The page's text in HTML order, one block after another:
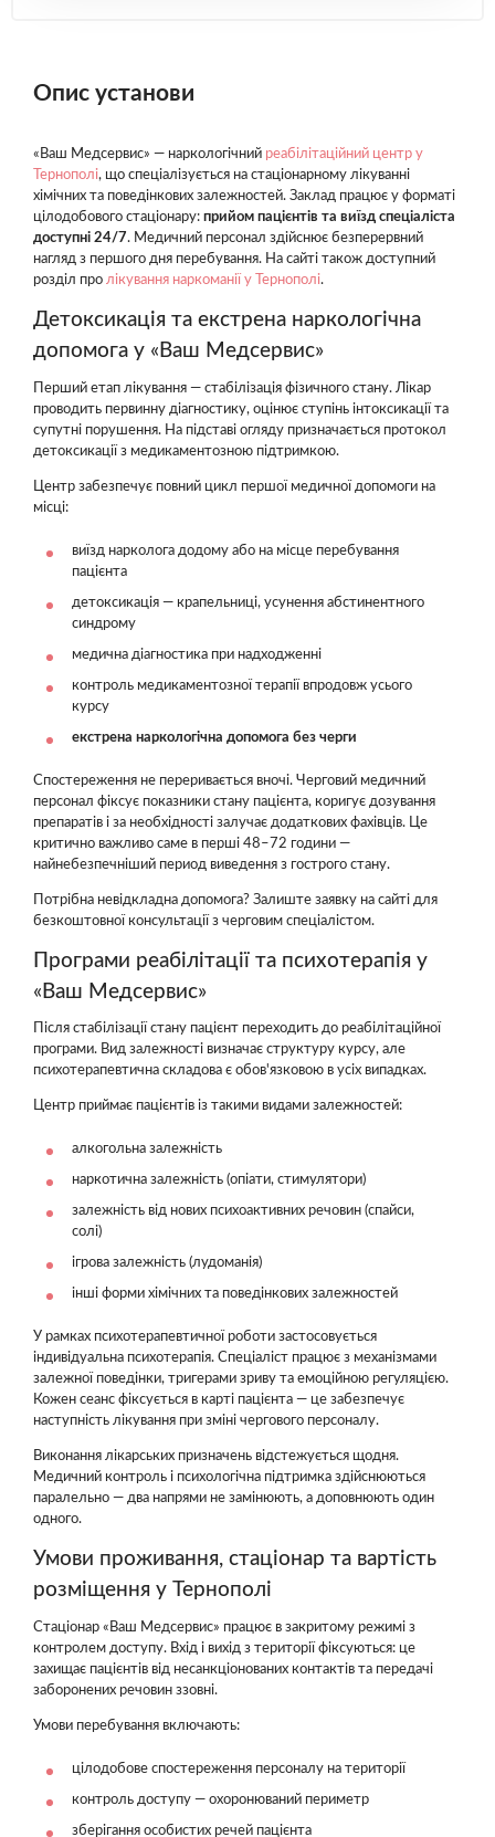
Опис установи
«Ваш Медсервис» — наркологічний реабілітаційний центр у
Тернополі, що спеціалізується на стаціонарному лікуванні
хімічних та поведінкових залежностей. Заклад працює у форматі
цілодобового стаціонару: прийом пацієнтів та виїзд спеціаліста
доступні 24/7. Медичний персонал здійснює безперервний
нагляд з першого дня перебування. На сайті також доступний
розділ про лікування наркоманії у Тернополі.
Детоксикація та екстрена наркологічна
допомога у «Ваш Медсервис»
Перший етап лікування — стабілізація фізичного стану. Лікар
проводить первинну діагностику, оцінює ступінь інтоксикації та
супутні порушення. На підставі огляду призначається протокол
детоксикації з медикаментозною підтримкою.
Центр забезпечує повний цикл першої медичної допомоги на
місці:
виїзд нарколога додому або на місце перебування
пацієнта
детоксикація — крапельниці, усунення абстинентного
синдрому
медична діагностика при надходженні
контроль медикаментозної терапії впродовж усього
курсу
екстрена наркологічна допомога без черги
Спостереження не переривається вночі. Черговий медичний
персонал фіксує показники стану пацієнта, коригує дозування
препаратів і за необхідності залучає додаткових фахівців. Це
критично важливо саме в перші 48–72 години —
найнебезпечніший период виведення з гострого стану.
Потрібна невідкладна допомога? Залиште заявку на сайті для
безкоштовної консультації з черговим спеціалістом.
Програми реабілітації та психотерапія у
«Ваш Медсервис»
Після стабілізації стану пацієнт переходить до реабілітаційної
програми. Вид залежності визначає структуру курсу, але
психотерапевтична складова є обов'язковою в усіх випадках.
Центр приймає пацієнтів із такими видами залежностей:
алкогольна залежність
наркотична залежність (опіати, стимулятори)
залежність від нових психоактивних речовин (спайси,
солі)
ігрова залежність (лудоманія)
інші форми хімічних та поведінкових залежностей
У рамках психотерапевтичної роботи застосовується
індивідуальна психотерапія. Спеціаліст працює з механізмами
залежної поведінки, тригерами зриву та емоційною регуляцією.
Кожен сеанс фіксується в карті пацієнта — це забезпечує
наступність лікування при зміні чергового персоналу.
Виконання лікарських призначень відстежується щодня.
Медичний контроль і психологічна підтримка здійснюються
паралельно — два напрями не замінюють, а доповнюють один
одного.
Умови проживання, стаціонар та вартість
розміщення у Тернополі
Стаціонар «Ваш Медсервис» працює в закритому режимі з
контролем доступу. Вхід і вихід з території фіксуються: це
захищає пацієнтів від несанкціонованих контактів та передачі
заборонених речовин ззовні.
Умови перебування включають:
цілодобове спостереження персоналу на території
контроль доступу — охоронюваний периметр
зберігання особистих речей пацієнта